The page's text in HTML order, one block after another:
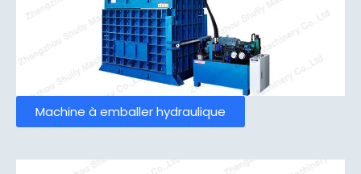
Machine à emballer hydraulique